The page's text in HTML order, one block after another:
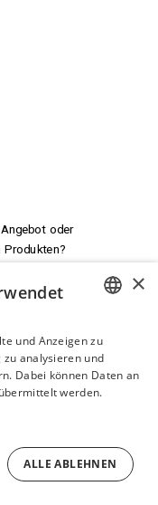
oder
Produkten?
+49 1573 933272
ENGLISH
×
und Anzeigen zu
analysieren und
Dabei können Daten an
werden.
ALLE ABLEHNEN